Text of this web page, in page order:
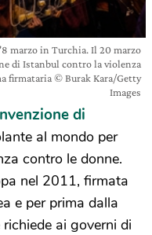
marzo in Turchia. Il 20 marzo
di Istanbul contro la violenza
firmataria © Burak Kara/Getty
Images
di
al mondo per
contro le donne.
nel 2011, firmata
e per prima dalla
ai governi di